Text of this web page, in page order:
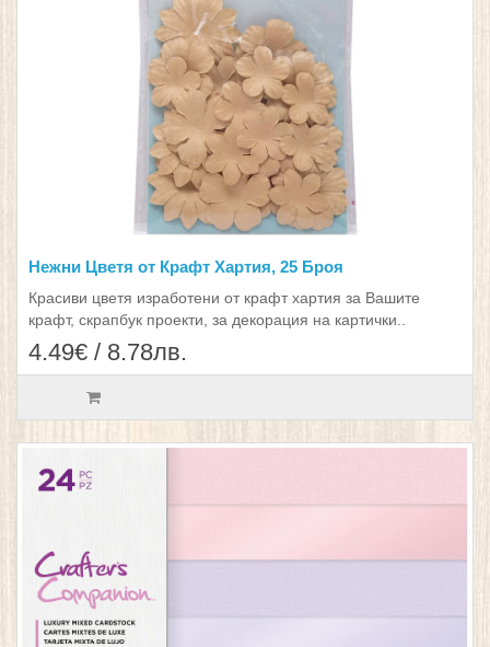
Нежни Цветя от Крафт Хартия, 25 Броя
Красиви цветя изработени от крафт хартия за Вашите
крафт, скрапбук проекти, за декорация на картички..
4.49€ / 8.78лв.